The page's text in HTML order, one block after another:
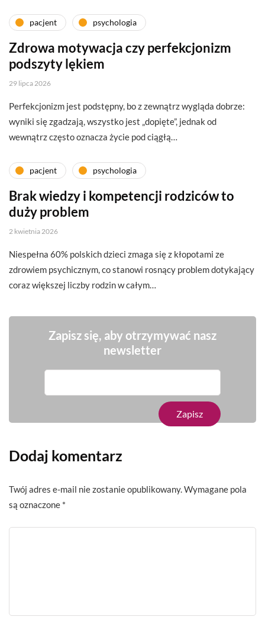
pacjent psychologia
Zdrowa motywacja czy perfekcjonizm
podszyty lękiem
29 lipca 2026
Perfekcjonizm jest podstępny, bo z zewnątrz wygląda dobrze:
wyniki się zgadzają, wszystko jest „dopięte”, jednak od
wewnątrz często oznacza życie pod ciągłą…
pacjent psychologia
Brak wiedzy i kompetencji rodziców to
duży problem
2 kwietnia 2026
Niespełna 60% polskich dzieci zmaga się z kłopotami ze
zdrowiem psychicznym, co stanowi rosnący problem dotykający
coraz większej liczby rodzin w całym…
Zapisz się, aby otrzymywać nasz
newsletter
Dodaj komentarz
Twój adres e-mail nie zostanie opublikowany. Wymagane pola
są oznaczone *